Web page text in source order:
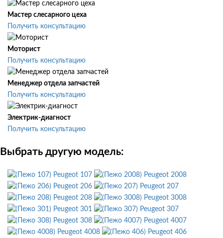
Мастер слесарного цеха
Получить консультацию
Моторист
Получить консультацию
Менеджер отдела запчастей
Получить консультацию
Электрик-диагност
Получить консультацию
Выбрать другую модель:
Peugeot 107
Peugeot 2008
Peugeot 206
Peugeot 207
Peugeot 208
Peugeot 3008
Peugeot 301
Peugeot 307
Peugeot 308
Peugeot 4007
Peugeot 4008
Peugeot 406